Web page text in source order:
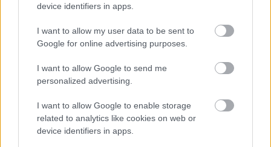
device identifiers in apps.
I want to allow my user data to be sent to
Google for online advertising purposes.
I want to allow Google to send me
personalized advertising.
I want to allow Google to enable storage
related to analytics like cookies on web or
device identifiers in apps.
2022. május 26.19:30
A tehetség felfedezésre vár az E-Kart Ringen